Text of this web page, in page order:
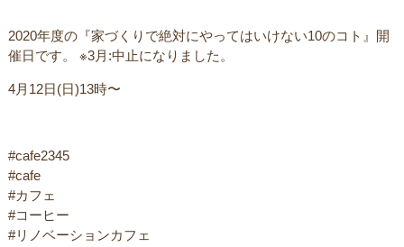
ㅤ2020年度の『家づくりで絶対にやってはいけない10のコト』開
催日です。 ※3月:中止になりました。
4月12日(日)13時〜
#cafe2345
#cafe
#カフェ
#コーヒー
#リノベーションカフェ